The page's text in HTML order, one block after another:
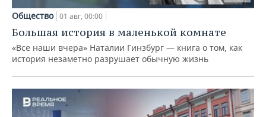
Общество 01 авг, 00:00
Большая история в маленькой комнате
«Все наши вчера» Наталии Гинзбург — книга о том, как
история незаметно разрушает обычную жизнь